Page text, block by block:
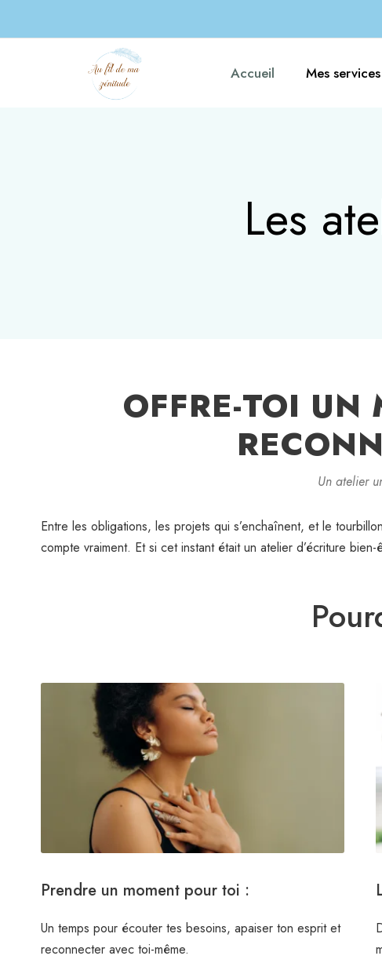
Accueil Mes services
Les
OFFRE-TOI UN
Un atelier
Entre les obligations, les projets qui s’enchaînent, et le
compte vraiment. Et si cet instant était un atelier d’écriture
Prendre un moment pour toi :
Un temps pour écouter tes besoins, apaiser ton esprit et
reconnecter avec toi-même.